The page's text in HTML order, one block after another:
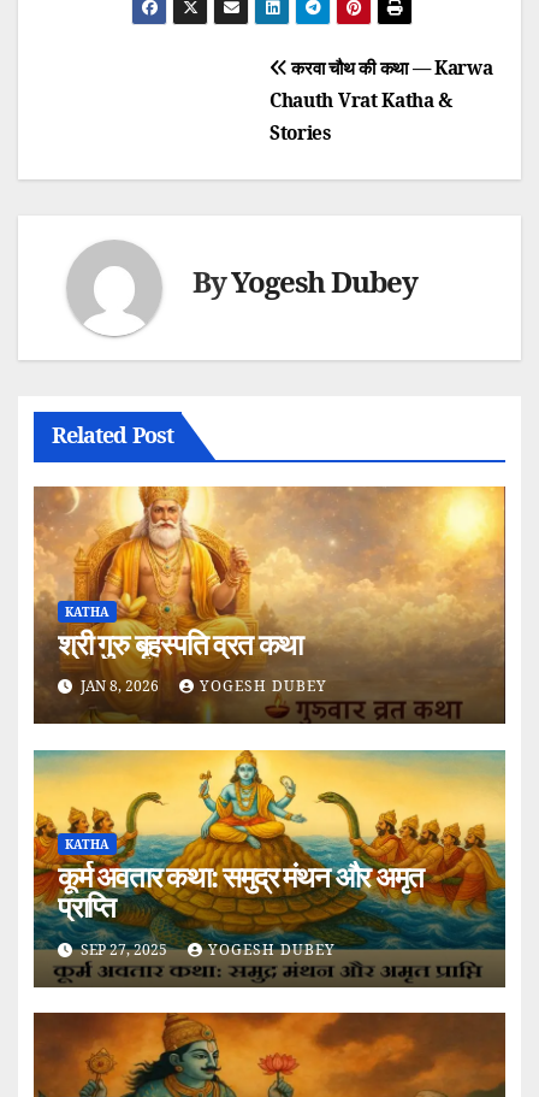
करवा चौथ की कथा — Karwa
Chauth Vrat Katha &
Stories
ByYogesh Dubey
Related Post
KATHA
श्री गुरु बृहस्पति व्रत कथा
JAN 8, 2026 YOGESH DUBEY
KATHA
कूर्म अवतार कथा: समुद्र मंथन और अमृत
प्राप्ति
SEP 27, 2025 YOGESH DUBEY